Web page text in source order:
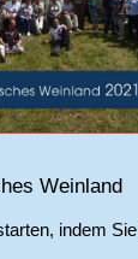
Weinland
indem Sie